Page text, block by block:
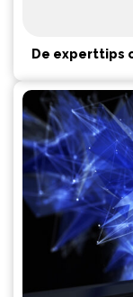
De experttips